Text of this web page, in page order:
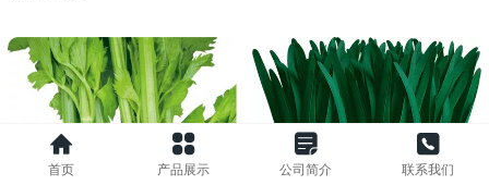
首页 产品展示 公司简介 联系我们